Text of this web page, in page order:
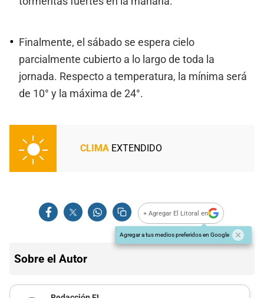
Finalmente, el sábado se espera cielo
parcialmente cubierto a lo largo de toda la
jornada. Respecto a temperatura, la mínima será
de 10° y la máxima de 24°.
CLIMA EXTENDIDO
+ Agregar El Litoral en
Agregar a tus medios preferidos en Google
Sobre el Autor